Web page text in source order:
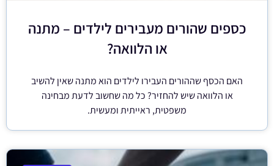
כספים שהורים מעבירים לילדים – מתנה
או הלוואה?
האם הכסף שההורים העבירו לילדים הוא מתנה שאין להשיב
או הלוואה שיש להחזיר? כל מה שחשוב לדעת מבחינה
משפטית, ראייתית ומעשית.